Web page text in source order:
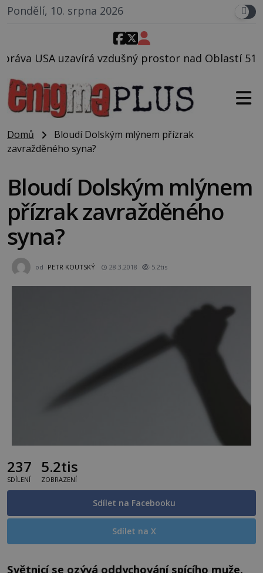
Pondělí, 10. srpna 2026
prostor nad Oblastí 51, mohlo to souviset s
Domů
Bloudí Dolským mlýnem přízrak
zavražděného syna?
Bloudí Dolským mlýnem
přízrak zavražděného
syna?
od PETR KOUTSKÝ 28.3.2018 5.2tis
237
SDÍLENÍ
5.2tis
ZOBRAZENÍ
Sdílet na Facebooku
Sdílet na X
Světnicí se ozývá oddychování spícího muže.